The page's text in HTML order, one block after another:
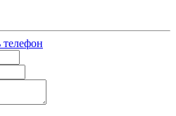
телефон